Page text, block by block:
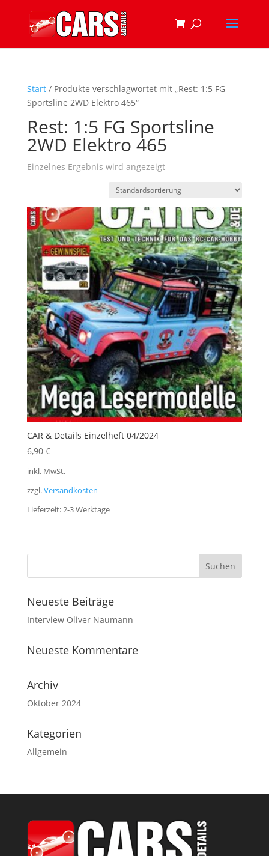
Start/ Produkte verschlagwortet mit „Rest: 1:5 FG
Sportsline 2WD Elektro 465“
Rest: 1:5 FG Sportsline
2WD Elektro 465
Einzelnes Ergebnis wird angezeigt
CAR & Details Einzelheft 04/2024
6,90 €
inkl. MwSt.
zzgl.Versandkosten
Lieferzeit:2-3 Werktage
Neueste Beiträge
Interview Oliver Naumann
Neueste Kommentare
Archiv
Oktober 2024
Kategorien
Allgemein